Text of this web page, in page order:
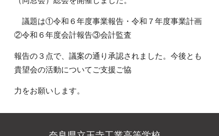
議題は①令和６年度事業報告・令和７年度事業計画
②令和６年度会計報告③会計監査
報告の３点で、議案の通り承認されました。今後とも
貴望会の活動についてご支援ご協
力をお願いします。